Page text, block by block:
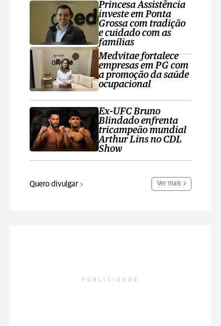
Princesa Assistência
investe em Ponta
Grossa com tradição
e cuidado com as
famílias
Medvitae fortalece
empresas em PG com
a promoção da saúde
ocupacional
Ex-UFC Bruno
Blindado enfrenta
tricampeão mundial
Arthur Lins no CDL
Show
Quero divulgar Ver mais
PUBLICIDADE